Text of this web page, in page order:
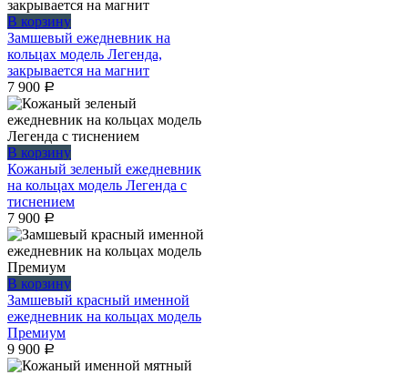
В корзину
Замшевый ежедневник на
кольцах модель Легенда,
закрывается на магнит
7 900 Р
В корзину
Кожаный зеленый ежедневник
на кольцах модель Легенда с
тиснением
7 900 Р
В корзину
Замшевый красный именной
ежедневник на кольцах модель
Премиум
9 900 Р